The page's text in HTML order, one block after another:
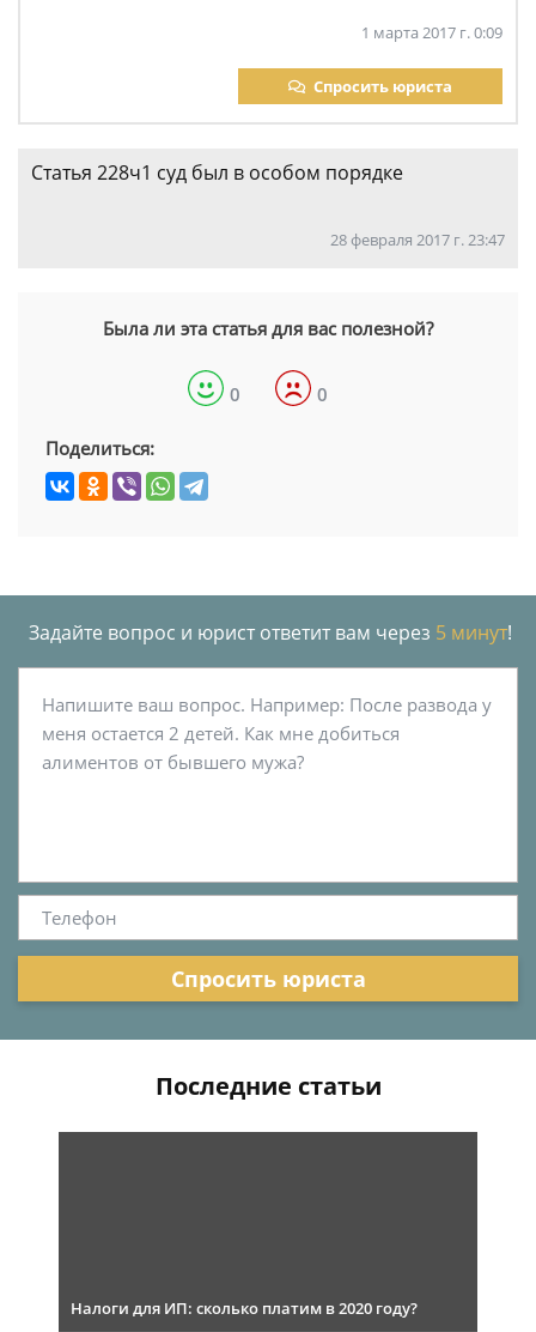
1 марта 2017 г. 0:09
Спросить юриста
Статья 228ч1 суд был в особом порядке
28 февраля 2017 г. 23:47
Была ли эта статья для вас полезной?
0 0
Поделиться:
Задайте вопрос и юрист ответит вам через 5 минут!
Спросить юриста
Последние статьи
Налоги для ИП: сколько платим в 2020 году?